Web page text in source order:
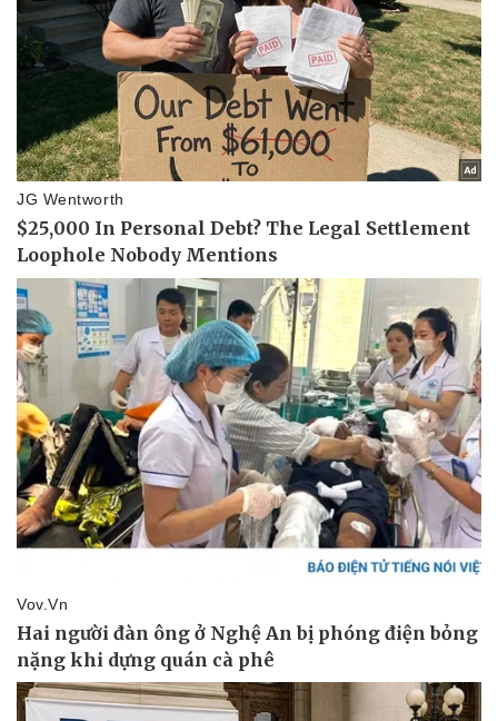
Thể thao
Lịch thi đấu bóng đá
Thế giới thể thao
eSports
Hậu trường
Ô tô - Xe máy
Ô tô
Xe máy
Tư vấn